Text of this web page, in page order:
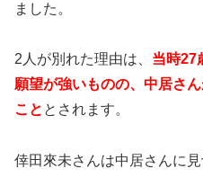
ました。
2人が別れた理由は、 当時27
願望が強いものの、中居さ
こと とされます。
倖田來未さんは中居さんに